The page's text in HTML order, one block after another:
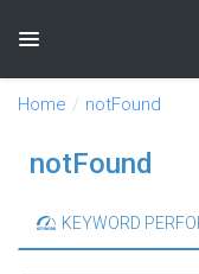
Toggle navigation
Home notFound
notFound
KEYWORD